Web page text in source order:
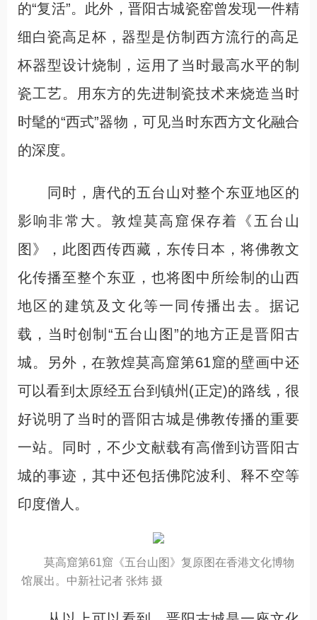
的“复活”。此外，晋阳古城瓷窑曾发现一件精
细白瓷高足杯，器型是仿制西方流行的高足
杯器型设计烧制，运用了当时最高水平的制
瓷工艺。用东方的先进制瓷技术来烧造当时
时髦的“西式”器物，可见当时东西方文化融合
的深度。
同时，唐代的五台山对整个东亚地区的
影响非常大。敦煌莫高窟保存着《五台山
图》，此图西传西藏，东传日本，将佛教文
化传播至整个东亚，也将图中所绘制的山西
地区的建筑及文化等一同传播出去。据记
载，当时创制“五台山图”的地方正是晋阳古
城。另外，在敦煌莫高窟第61窟的壁画中还
可以看到太原经五台到镇州(正定)的路线，很
好说明了当时的晋阳古城是佛教传播的重要
一站。同时，不少文献载有高僧到访晋阳古
城的事迹，其中还包括佛陀波利、释不空等
印度僧人。
莫高窟第61窟《五台山图》复原图在香港文化博物
馆展出。中新社记者 张炜 摄